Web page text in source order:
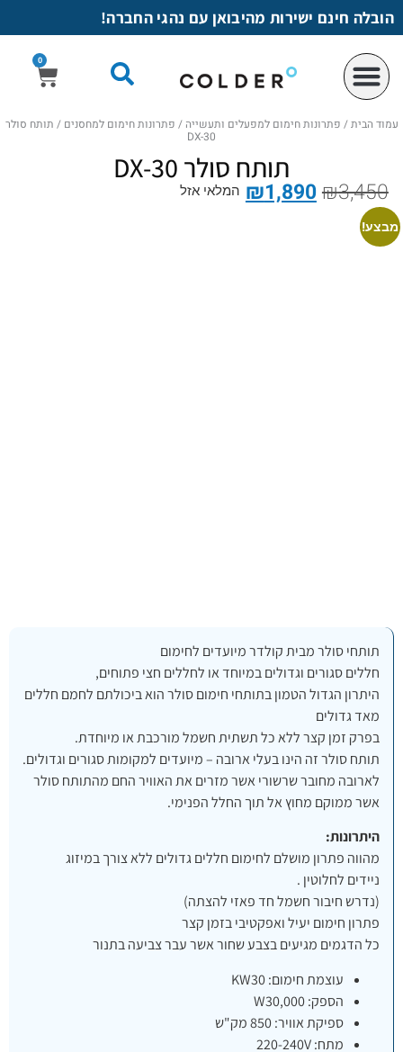
לתוכן
הובלה חינם ישירות מהיבואן עם נהגי החברה!
0
עמוד הבית/ פתרונות חימום למפעלים ותעשייה / פתרונות חימום למחסנים / ​תותח סולר
DX-30
​תותח סולר DX-30
₪3,450
₪1,890 המלאי אזל
מבצע!
תותחי סולר מבית קולדר מיועדים לחימום
חללים סגורים וגדולים במיוחד או לחללים חצי פתוחים,
היתרון הגדול הטמון בתותחי חימום סולר הוא ביכולתם לחמם חללים
מאד גדולים
בפרק זמן קצר ללא כל תשתית חשמל מורכבת או מיוחדת.
תותח סולר זה הינו בעלי ארובה – מיועדים למקומות סגורים וגדולים.
לארובה מחובר שרשורי אשר מזרים את האוויר החם מהתותח סולר
אשר ממוקם מחוץ אל תוך החלל הפנימי.
היתרונות:
מהווה פתרון מושלם לחימום חללים גדולים ללא צורך במיזוג
ניידים לחלוטין .
(נדרש חיבור חשמל חד פאזי להצתה)
פתרון חימום יעיל ואפקטיבי בזמן קצר
כל הדגמים מגיעים בצבע שחור אשר עבר צביעה בתנור
עוצמת חימום: KW30
הספק: W30,000
ספיקת אוויר: 850 מק"ש
מתח: 220-240V